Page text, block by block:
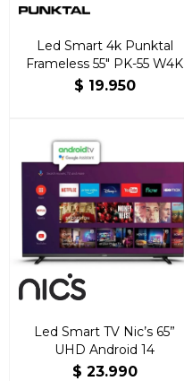
Led Smart 4k Punktal
Frameless 55" PK-55 W4K
$ 19.950
Led Smart TV Nic’s 65”
UHD Android 14
$ 23.990